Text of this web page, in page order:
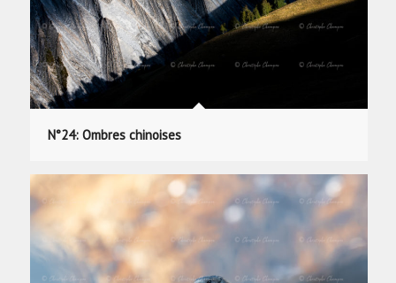
N°24: Ombres chinoises